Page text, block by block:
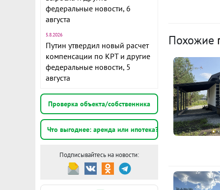
федеральные новости, 6
августа
5.8.2026
Путин утвердил новый расчет
компенсации по КРТ и другие
федеральные новости, 5
августа
Проверка объекта/собственника
Что выгоднее: аренда или ипотека?
Подписывайтесь на новости:
Лестница.
Показать
Похожие